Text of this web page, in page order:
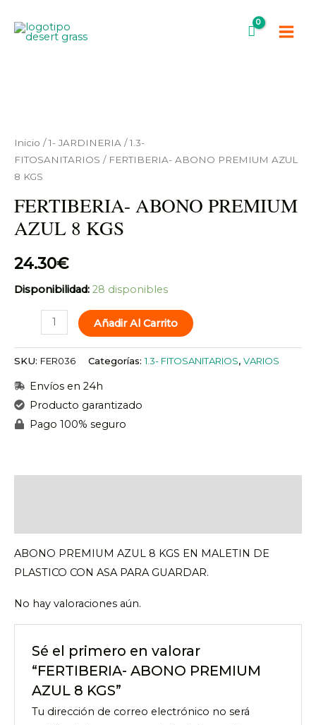
Inicio /1- JARDINERIA /1.3-
FITOSANITARIOS / FERTIBERIA- ABONO PREMIUM AZUL
8 KGS
FERTIBERIA- ABONO PREMIUM
AZUL 8 KGS
24.30€
Disponibilidad: 28 disponibles
PREMIUM
AZUL
8
KGS
Añadir Al Carrito
SKU: FER036 Categorías:1.3- FITOSANITARIOS, VARIOS
Envíos en 24h
Producto garantizado
Pago 100% seguro
ABONO PREMIUM AZUL 8 KGS EN MALETIN DE
PLASTICO CON ASA PARA GUARDAR.
No hay valoraciones aún.
Sé el primero en valorar
“FERTIBERIA- ABONO PREMIUM
AZUL 8 KGS”
Tu dirección de correo electrónico no será